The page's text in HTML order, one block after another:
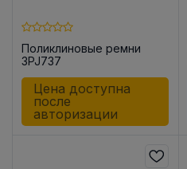
Поликлиновые ремни
3PJ737
Цена доступна
после
авторизации